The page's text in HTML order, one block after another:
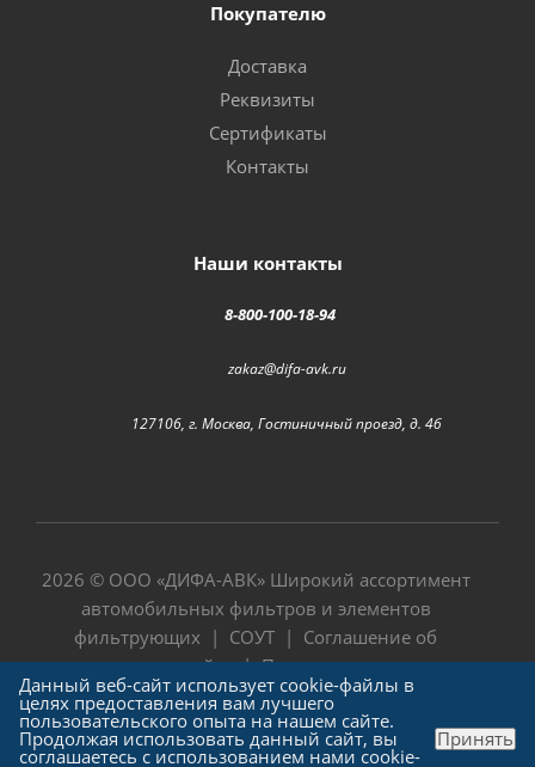
Покупателю
Доставка
Реквизиты
Сертификаты
Контакты
Наши контакты
8-800-100-18-94
zakaz@difa-avk.ru
127106, г. Москва, Гостиничный проезд, д. 4б
2026 © ООО «ДИФА-АВК» Широкий ассортимент
автомобильных фильтров и элементов
фильтрующих | СОУТ | Соглашение об
использовании сайта|Политика в отношении
обработки персональных данных
Данный веб-сайт использует cookie-файлы в
целях предоставления вам лучшего
пользовательского опыта на нашем сайте.
Продолжая использовать данный сайт, вы
соглашаетесь с использованием нами cookie-
Принять